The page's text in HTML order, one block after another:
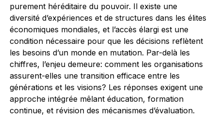
purement héréditaire du pouvoir. Il existe une
diversité d’expériences et de structures dans les élites
économiques mondiales, et l’accès élargi est une
condition nécessaire pour que les décisions reflètent
les besoins d’un monde en mutation. Par-delà les
chiffres, l’enjeu demeure: comment les organisations
assurent-elles une transition efficace entre les
générations et les visions? Les réponses exigent une
approche intégrée mêlant éducation, formation
continue, et révision des mécanismes d’évaluation.